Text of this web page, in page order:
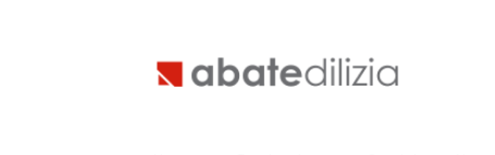
Vai
alla
Vai
al